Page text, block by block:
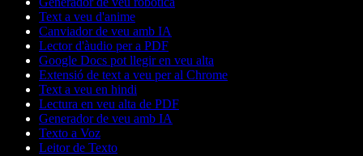
Text a veu d'anime
Canviador de veu amb IA
Lector d'àudio per a PDF
Google Docs pot llegir en veu alta
Extensió de text a veu per al Chrome
Text a veu en hindi
Lectura en veu alta de PDF
Generador de veu amb IA
Texto a Voz
Leitor de Texto